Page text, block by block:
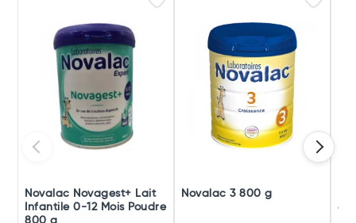
Novalac Novagest+ Lait
Infantile 0-12 Mois Poudre
Novalac 3 800 g